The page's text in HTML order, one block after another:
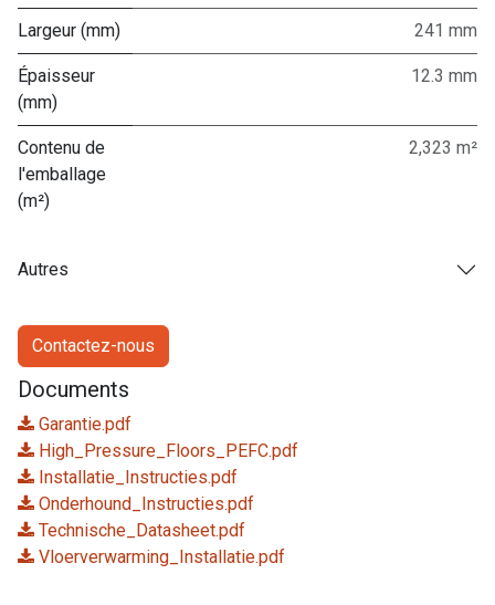
Largeur (mm) 241 mm
Épaisseur
(mm)
12.3 mm
Contenu de
l'emballage
(m²)
2,323 m²
Autres
Contactez-nous
Documents
Garantie.pdf
High_Pressure_Floors_PEFC.pdf
Installatie_Instructies.pdf
Onderhound_Instructies.pdf
Technische_Datasheet.pdf
Vloerverwarming_Installatie.pdf